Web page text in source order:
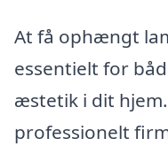
At få ophængt
essentielt for
æstetik i dit
professionelt